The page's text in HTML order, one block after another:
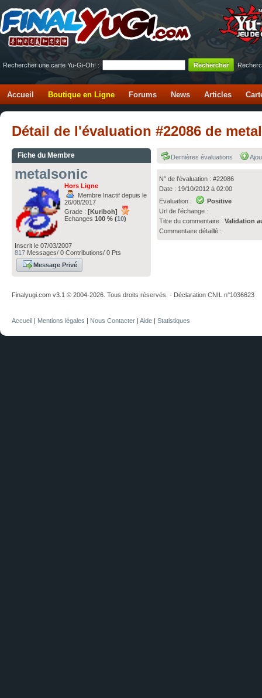
Rechercher une carte Yu-Gi-Oh! :
Accueil Boutique en Ligne Forums News Articles
Détail de l'évaluation #22086 de
Fiche du Membre
metalsonic
Hors Ligne
Membre Inactif depuis le
26/08/2017
Grade : [Kuriboh]
Echanges 100 % (10)
Inscrit le 07/03/2007
817 Messages/ 0 Contributions/ 0 Pts
Message Privé
Dernières évaluations
N° de l'évaluation : #22086
Date : 19/10/2012 à 02:00
Evaluation :
Positive
Url de l'échange :
Titre du commentaire :Validation
Commentaire détaillé :
Finalyugi.com v3.1 © 2004-2026. Tous droits réservés. - Déclaration CNIL n°1036623
Accueil | Mentions légales | Nous Contacter | Aide | Statistiques